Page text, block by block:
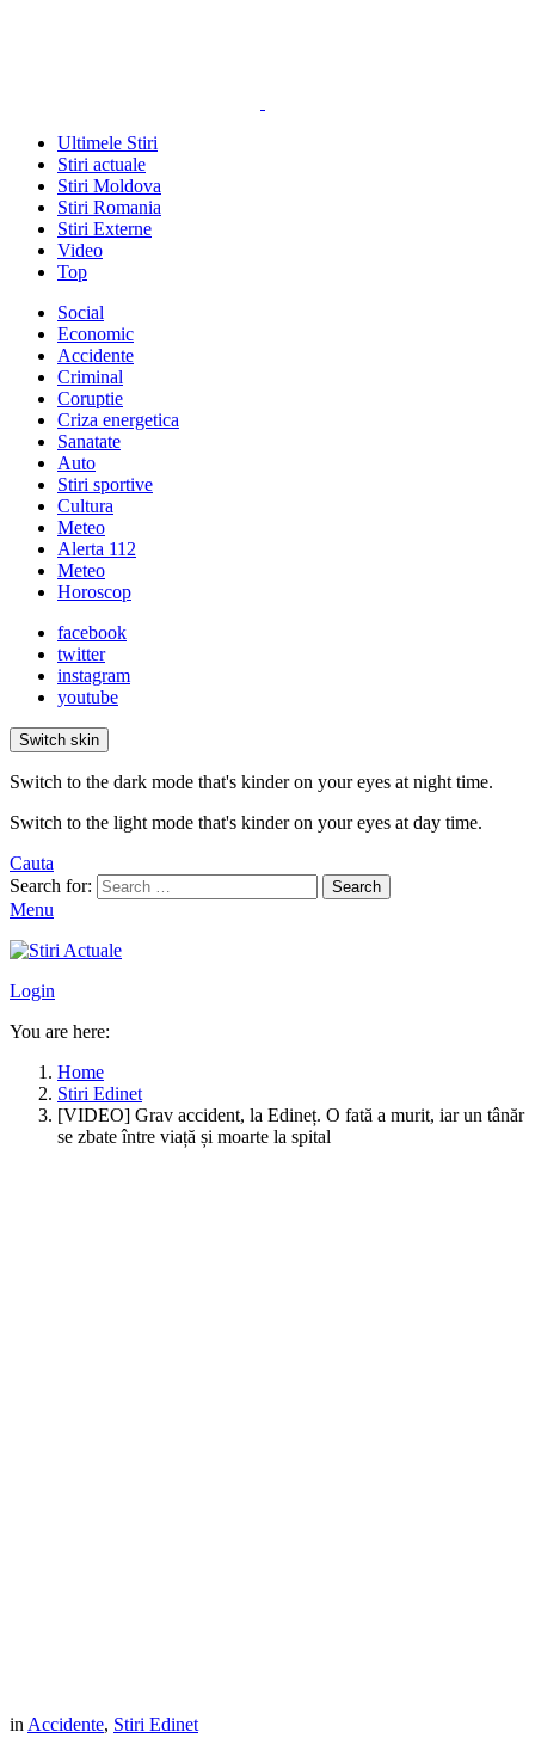
Ultimele Stiri
Stiri actuale
Stiri Moldova
Stiri Romania
Stiri Externe
Video
Top
Social
Economic
Accidente
Criminal
Coruptie
Criza energetica
Sanatate
Auto
Stiri sportive
Cultura
Meteo
Alerta 112
Meteo
Horoscop
facebook
twitter
instagram
youtube
Switch skin
Switch to the dark mode that's kinder on your eyes at night time.
Switch to the light mode that's kinder on your eyes at day time.
Cauta
Search for:
Search
Menu
Login
You are here:
Home
Stiri Edinet
[VIDEO] Grav accident, la Edineț. O fată a murit, iar un tânăr
se zbate între viață și moarte la spital
in Accidente, Stiri Edinet